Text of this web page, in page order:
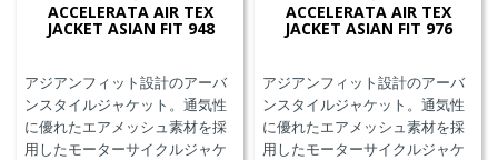
ACCELERATA AIR TEX
JACKET ASIAN FIT 948
アジアンフィット設計のアーバ
ンスタイルジャケット。通気性
に優れたエアメッシュ素材を採
用したモーターサイクルジャケ
ACCELERATA AIR TEX
JACKET ASIAN FIT 976
アジアンフィット設計のアーバ
ンスタイルジャケット。通気性
に優れたエアメッシュ素材を採
用したモーターサイクルジャケ